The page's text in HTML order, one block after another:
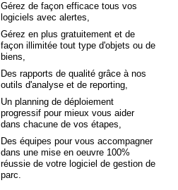
Gérez de façon efficace tous vos
logiciels avec alertes,
Gérez en plus gratuitement et de
façon illimitée tout type d'objets ou de
biens,
Des rapports de qualité grâce à nos
outils d'analyse et de reporting,
Un planning de déploiement
progressif pour mieux vous aider
dans chacune de vos étapes,
Des équipes pour vous accompagner
dans une mise en oeuvre 100%
réussie de votre logiciel de gestion de
parc.